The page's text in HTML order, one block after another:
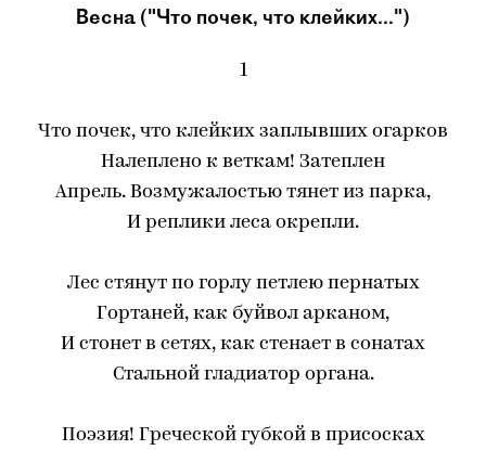
Весна ("Что почек, что клейких...")
1
Что почек, что клейких заплывших огарков
Налеплено к веткам! Затеплен
Апрель. Возмужалостью тянет из парка,
И реплики леса окрепли.
Лес стянут по горлу петлею пернатых
Гортаней, как буйвол арканом,
И стонет в сетях, как стенает в сонатах
Стальной гладиатор органа.
Поэзия! Греческой губкой в присосках